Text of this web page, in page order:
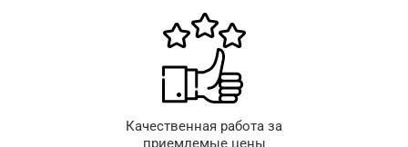
Качественная работа за
приемлемые цены